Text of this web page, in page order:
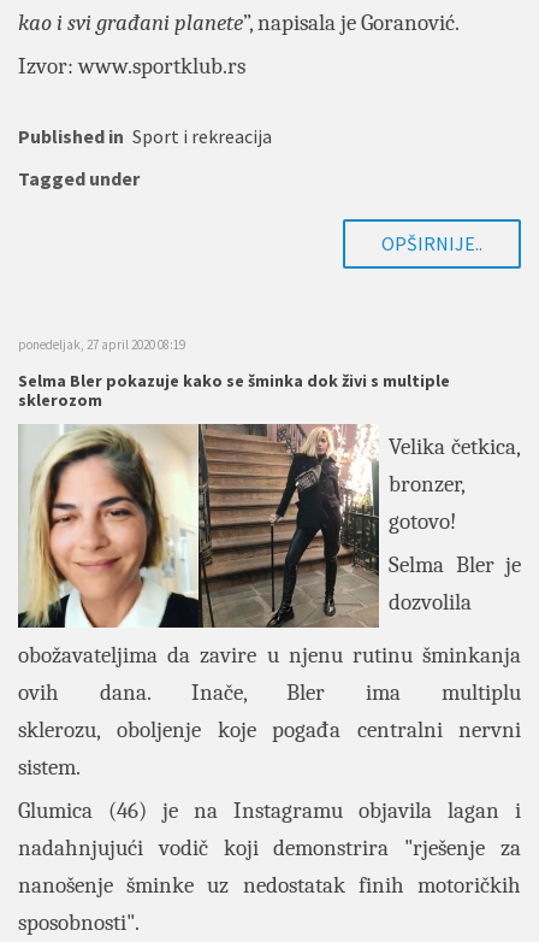
kao i svi građani planete”, napisala je Goranović.
Izvor:www.sportklub.rs
Published in Sport i rekreacija
Tagged under
OPŠIRNIJE..
ponedeljak, 27 april 2020 08:19
Selma Bler pokazuje kako se šminka dok živi s multiple
sklerozom
Velika četkica,
bronzer,
gotovo!
Selma Bler je
dozvolila
obožavateljima da zavire u njenu rutinu šminkanja
ovih dana. Inače, Bler ima multiplu
sklerozu, oboljenje koje pogađa centralni nervni
sistem.
Glumica (46) je na Instagramu objavila lagan i
nadahnjujući vodič koji demonstrira "rješenje za
nanošenje šminke uz nedostatak finih motoričkih
sposobnosti".